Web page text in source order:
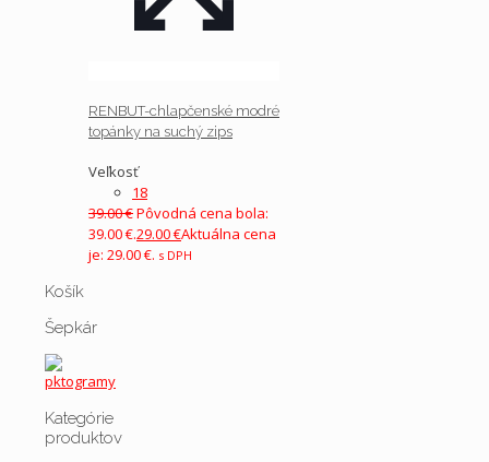
RENBUT-chlapčenské modré
topánky na suchý zips
Veľkosť
18
39.00€Pôvodná cena bola:
39.00 €.29.00€Aktuálna cena
je: 29.00 €. s DPH
Košík
Šepkár
Kategórie
produktov